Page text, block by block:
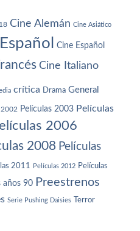
Cine Alemán Cine Asiático
Cine Español
Cine Italiano
crítica Drama General
2002 Películas 2003 Películas
2006
2008 Películas
2011 Películas 2012 Películas
años 90 Preestrenos
Serie Pushing Daisies Terror